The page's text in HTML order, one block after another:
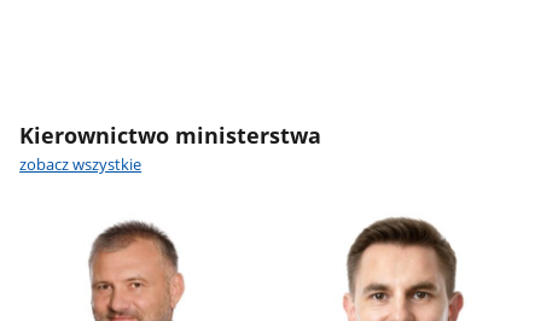
Kierownictwo ministerstwa
zobacz wszystkie